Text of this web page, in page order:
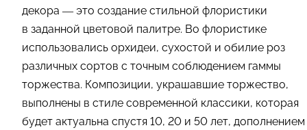
декора — это создание стильной флористики
в заданной цветовой палитре. Во флористике
использовались орхидеи, сухостой и обилие роз
различных сортов с точным соблюдением гаммы
торжества. Композиции, украшавшие торжество,
выполнены в стиле современной классики, которая
будет актуальна спустя 10, 20 и 50 лет, дополнением